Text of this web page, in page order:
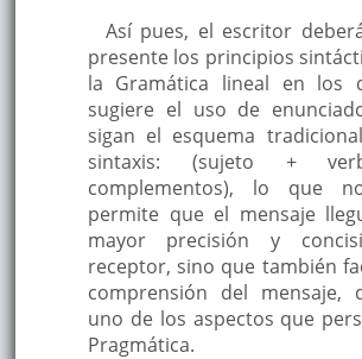
Así pues, el escritor
presente los principios
la Gramática lineal en los
sugiere el uso de
sigan el esquema
sintaxis: (sujeto +
complementos), lo que
permite que el mensaje
mayor precisión y
receptor, sino que también
comprensión del mensaje,
uno de los aspectos que
Pragmática.